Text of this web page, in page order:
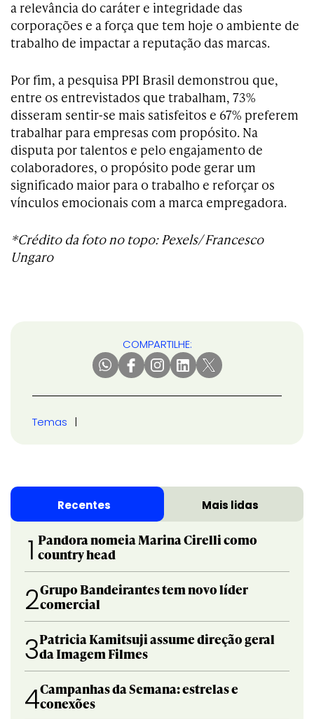
a relevância do caráter e integridade das
corporações e a força que tem hoje o ambiente de
trabalho de impactar a reputação das marcas.
Por fim, a pesquisa PPI Brasil demonstrou que,
entre os entrevistados que trabalham, 73%
disseram sentir-se mais satisfeitos e 67% preferem
trabalhar para empresas com propósito. Na
disputa por talentos e pelo engajamento de
colaboradores, o propósito pode gerar um
significado maior para o trabalho e reforçar os
vínculos emocionais com a marca empregadora.
*Crédito da foto no topo: Pexels/ Francesco
Ungaro
COMPARTILHE:
Temas
Recentes Mais lidas
1 Pandora nomeia Marina Cirelli como
country head
2Grupo Bandeirantes tem novo líder
comercial
3Patricia Kamitsuji assume direção geral
da Imagem Filmes
4Campanhas da Semana: estrelas e
conexões